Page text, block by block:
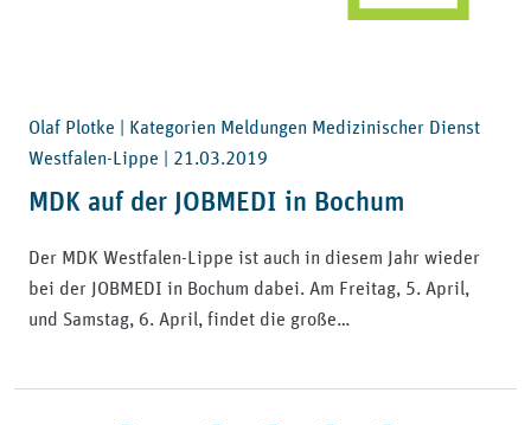
Olaf Plotke | Kategorien Meldungen Medizinischer Dienst
Westfalen-Lippe | 21.03.2019
MDK auf der JOBMEDI in Bochum
Der MDK Westfalen-Lippe ist auch in diesem Jahr wieder
bei der JOBMEDI in Bochum dabei. Am Freitag, 5. April,
und Samstag, 6. April, findet die große…